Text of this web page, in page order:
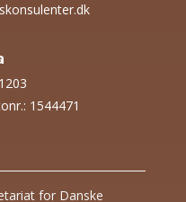
1544471
for Danske